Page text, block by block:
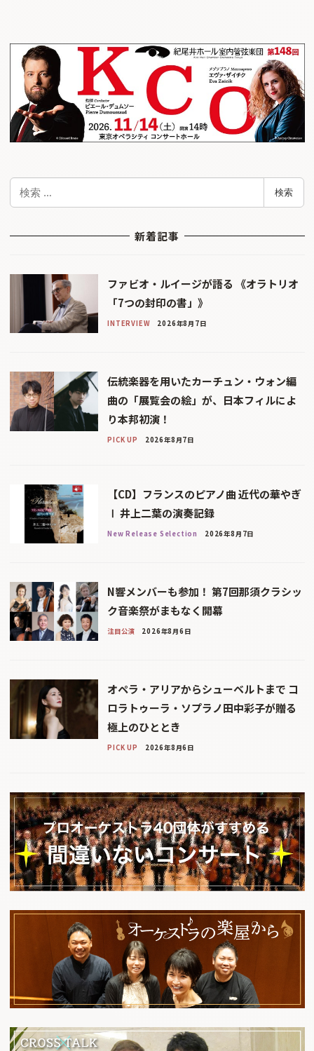
検索
新着記事
ファビオ・ルイージが語る 《オラトリオ
「7つの封印の書」》
INTERVIEW 2026年8月7日
伝統楽器を用いたカーチュン・ウォン編
曲の「展覧会の絵」が、日本フィルによ
り本邦初演！
PICK UP 2026年8月7日
【CD】フランスのピアノ曲 近代の華やぎ
Ⅰ 井上二葉の演奏記録
New Release Selection 2026年8月7日
N響メンバーも参加！ 第7回那須クラシッ
ク音楽祭がまもなく開幕
注目公演 2026年8月6日
オペラ・アリアからシューベルトまで コ
ロラトゥーラ・ソプラノ田中彩子が贈る
極上のひととき
PICK UP 2026年8月6日